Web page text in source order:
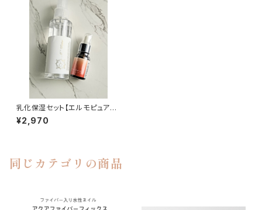
乳化保湿セット【エルモピュアオ
イル（ボトルタイプ/10ml）と M
＋ウォーター(ミネラルケイ素水)
¥2,970
同じカテゴリの商品